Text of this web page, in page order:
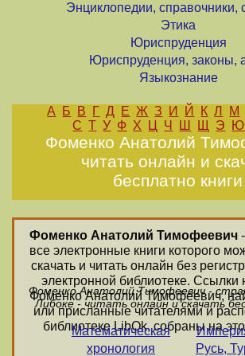
Энциклопедии, справочники,
Этика
Юриспруденция
Юриспруденция, законы,
Языкознание
А Б В Г Д Е Ж З И Й К Л М
С Т У Ф Х Ц Ч Ш Щ Э Ю
Фоменко Анатолий
читать онлайн и
бесплатно книги
Фоменко Анатолий Тимофеевич
все электронные книги которого
скачать и читать онлайн без
электронной библиотеке. Ссылки
Фоменко Анатолий Тимофеевич,
или присланные читателями и
библиотеке LibOk, собраны на
Фоменко Анатолий Тимофеевич -
Либоке - читать онлайн и скачать
Математическая
хронология
Русь,